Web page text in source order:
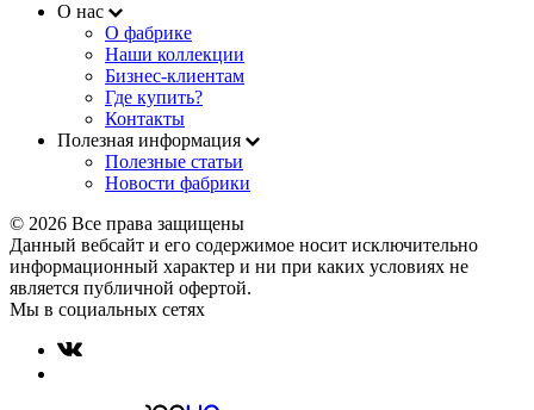
О нас
О фабрике
Наши коллекции
Бизнес-клиентам
Где купить?
Контакты
Полезная информация
Полезные статьи
Новости фабрики
© 2026 Все права защищены
Данный вебсайт и его содержимое носит исключительно
информационный характер и ни при каких условиях не
является публичной офертой.
Мы в социальных сетях